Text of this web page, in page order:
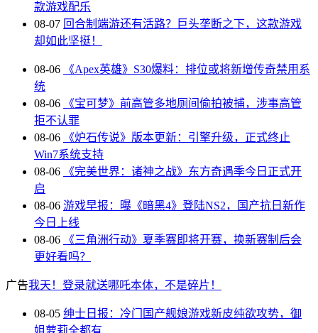
款游戏配乐
08-07 回合制端游还有活路？巨头垄断之下，这款游戏
却如此坚挺！
08-06
《Apex英雄》S30爆料：排位或将新增传奇禁用系
统
08-06
《宝可梦》前高管多地厕间偷拍被捕，涉事高管
拒不认罪
08-06
《炉石传说》版本更新：引擎升级，正式终止
Win7系统支持
08-06
《完美世界：诸神之战》东方奇遇季今日正式开
启
08-06 游戏早报：曝《暗黑4》登陆NS2，国产抗日新作
今日上线
08-06
《三角洲行动》夏季赛即将开赛，换新赛制后会
更好看吗？
广告我天！登录就送哪吒本体，不是碎片！
08-05 绅士日报：冷门国产舰娘游戏新皮纯欲攻势，御